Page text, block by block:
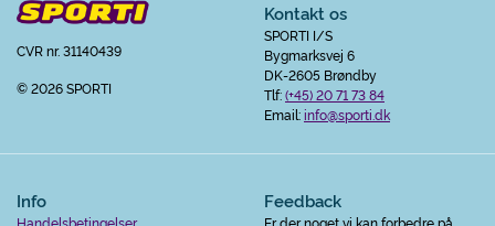
CVR nr. 31140439
© 2026 SPORTI
Kontakt os
SPORTI I/S
Bygmarksvej 6
DK-2605 Brøndby
Tlf:(+45) 20 71 73 84
Email:info@sporti.dk
Info
Handelsbetingelser
Feedback
Er der noget vi kan forbedre på